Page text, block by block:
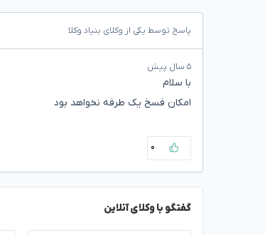
پاسخ توسط یکی از وکلای بنیاد وکلا
۵ سال پیش
با سلام
امکان فسخ یک طرفه نخواهد بود
۰
گفتگو با وکلای آنلاین